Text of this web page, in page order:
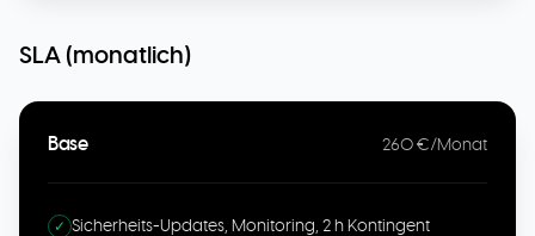
SLA (monatlich)
Base 260 €/Monat
✓ Sicherheits-Updates, Monitoring, 2 h Kontingent